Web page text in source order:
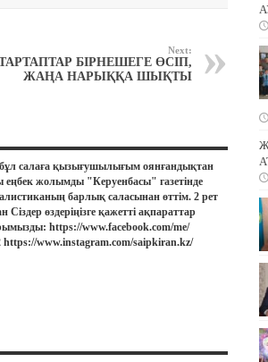
Next:
БІРНЕШЕГЕ ӨСІП,
ЖАҢА НАРЫҚҚА ШЫҚТЫ
бұл салаға қызығушылығым оянғандықтан
жолымды "Керуенбасы" газетінде
барлық саласынан өттім. 2 рет
өздеріңізге қажетті ақпараттар
https://www.facebook.com/me/
www.instagram.com/saipkiran.kz/